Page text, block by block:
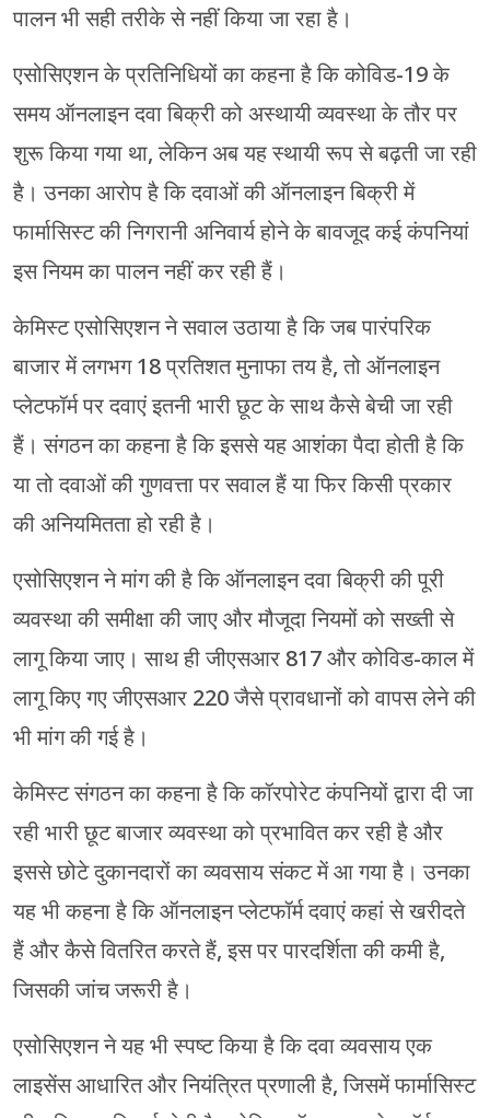
पालन भी सही तरीके से नहीं किया जा रहा है।
एसोसिएशन के प्रतिनिधियों का कहना है कि कोविड-19 के
समय ऑनलाइन दवा बिक्री को अस्थायी व्यवस्था के तौर पर
शुरू किया गया था, लेकिन अब यह स्थायी रूप से बढ़ती जा रही
है। उनका आरोप है कि दवाओं की ऑनलाइन बिक्री में
फार्मासिस्ट की निगरानी अनिवार्य होने के बावजूद कई कंपनियां
इस नियम का पालन नहीं कर रही हैं।
केमिस्ट एसोसिएशन ने सवाल उठाया है कि जब पारंपरिक
बाजार में लगभग 18 प्रतिशत मुनाफा तय है, तो ऑनलाइन
प्लेटफॉर्म पर दवाएं इतनी भारी छूट के साथ कैसे बेची जा रही
हैं। संगठन का कहना है कि इससे यह आशंका पैदा होती है कि
या तो दवाओं की गुणवत्ता पर सवाल हैं या फिर किसी प्रकार
की अनियमितता हो रही है।
एसोसिएशन ने मांग की है कि ऑनलाइन दवा बिक्री की पूरी
व्यवस्था की समीक्षा की जाए और मौजूदा नियमों को सख्ती से
लागू किया जाए। साथ ही जीएसआर 817 और कोविड-काल में
लागू किए गए जीएसआर 220 जैसे प्रावधानों को वापस लेने की
भी मांग की गई है।
केमिस्ट संगठन का कहना है कि कॉरपोरेट कंपनियों द्वारा दी जा
रही भारी छूट बाजार व्यवस्था को प्रभावित कर रही है और
इससे छोटे दुकानदारों का व्यवसाय संकट में आ गया है। उनका
यह भी कहना है कि ऑनलाइन प्लेटफॉर्म दवाएं कहां से खरीदते
हैं और कैसे वितरित करते हैं, इस पर पारदर्शिता की कमी है,
जिसकी जांच जरूरी है।
एसोसिएशन ने यह भी स्पष्ट किया है कि दवा व्यवसाय एक
लाइसेंस आधारित और नियंत्रित प्रणाली है, जिसमें फार्मासिस्ट